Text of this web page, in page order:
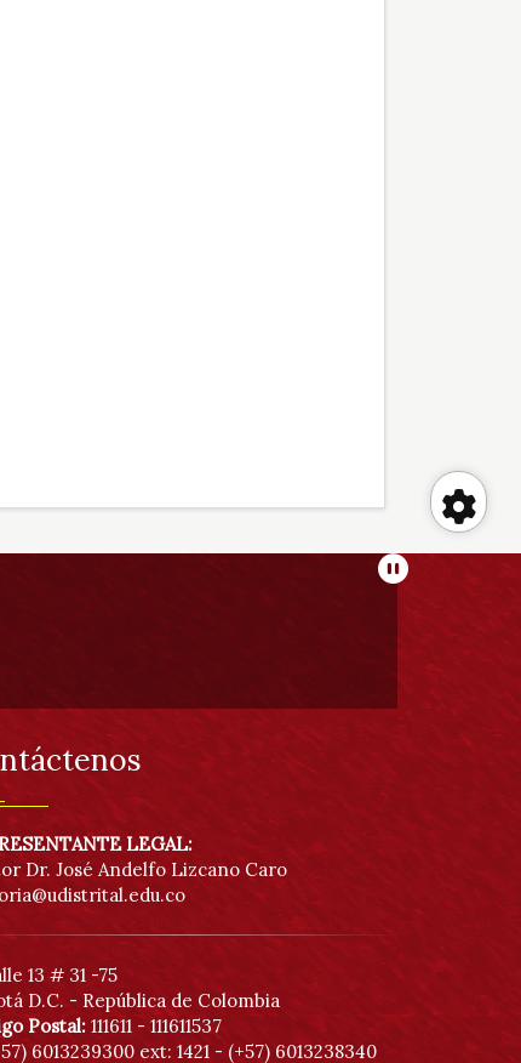
de
LEGAL:
Dr. José Andelfo Lizcano Caro
13 # 31 -75
D.C. - República de Colombia
Postal: 111611 - 111611537
6013239300 ext: 1421 - (+57) 6013238340